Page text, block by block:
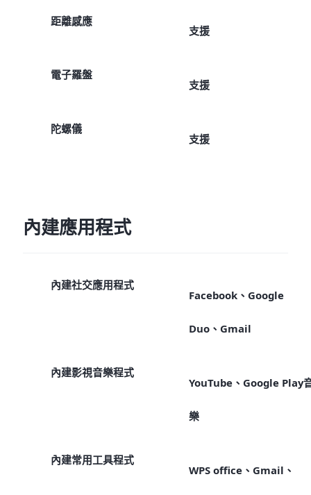
距離感應
支援
電子羅盤
支援
陀螺儀
支援
內建應用程式
內建社交應用程式
Facebook、Google
Duo、Gmail
內建影視音樂程式
YouTube、Google Play
樂
內建常用工具程式
WPS office、Gmail、